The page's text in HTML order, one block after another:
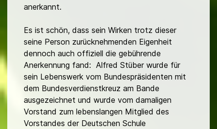
anerkannt.
Es ist schön, dass sein Wirken trotz dieser
seine Person zurücknehmenden Eigenheit
dennoch auch offiziell die gebührende
Anerkennung fand: Alfred Stüber wurde für
sein Lebenswerk vom Bundespräsidenten mit
dem Bundesverdienstkreuz am Bande
ausgezeichnet und wurde vom damaligen
Vorstand zum lebenslangen Mitglied des
Vorstandes der Deutschen Schule